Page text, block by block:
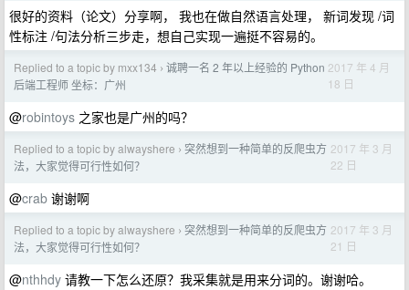
很好的资料（论文）分享啊， 我也在做自然语言处理， 新词发现 /词
性标注 /句法分析三步走，想自己实现一遍挺不容易的。
Replied to a topic by mxx134 › 诚聘一名 2 年以上经验的 Python
后端工程师 坐标：广州
2017 年 4 月
18 日
@robintoys 之家也是广州的吗？
Replied to a topic by alwayshere › 突然想到一种简单的反爬虫方
法，大家觉得可行性如何？
2017 年 3 月
22 日
@crab 谢谢啊
Replied to a topic by alwayshere › 突然想到一种简单的反爬虫方
法，大家觉得可行性如何？
2017 年 3 月
21 日
@nthhdy 请教一下怎么还原？我采集就是用来分词的。谢谢哈。